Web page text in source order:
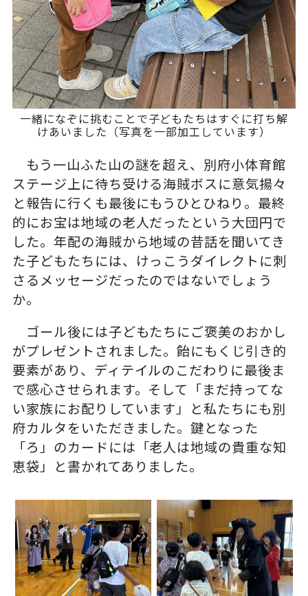
一緒になぞに挑むことで子どもたちはすぐに打ち解
けあいました（写真を一部加工しています）
もう一山ふた山の謎を超え、別府小体育館
ステージ上に待ち受ける海賊ボスに意気揚々
と報告に行くも最後にもうひとひねり。最終
的にお宝は地域の老人だったという大団円で
した。年配の海賊から地域の昔話を聞いてき
た子どもたちには、けっこうダイレクトに刺
さるメッセージだったのではないでしょう
か。
ゴール後には子どもたちにご褒美のおかし
がプレゼントされました。飴にもくじ引き的
要素があり、ディテイルのこだわりに最後ま
で感心させられます。そして「まだ持ってな
い家族にお配りしています」と私たちにも別
府カルタをいただきました。鍵となった
「ろ」のカードには「老人は地域の貴重な知
恵袋」と書かれてありました。